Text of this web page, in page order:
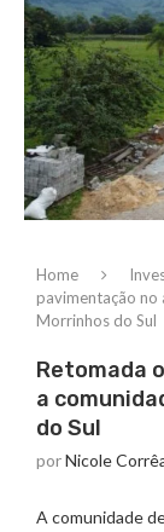
Home
pavimentação no
Morrinhos do Sul
Retomada
a
do Sul
porNicole
A comunidade